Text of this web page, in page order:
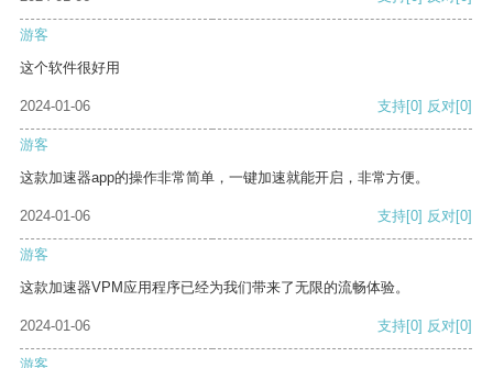
游客
这个软件很好用
2024-01-06 支持[0] 反对[0]
游客
这款加速器app的操作非常简单，一键加速就能开启，非常方便。
2024-01-06 支持[0] 反对[0]
游客
这款加速器VPM应用程序已经为我们带来了无限的流畅体验。
2024-01-06 支持[0] 反对[0]
游客